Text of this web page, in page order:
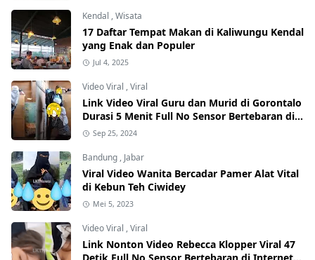
Kendal ,Wisata
17 Daftar Tempat Makan di Kaliwungu Kendal
yang Enak dan Populer
Jul 4, 2025
Video Viral ,Viral
Link Video Viral Guru dan Murid di Gorontalo
Durasi 5 Menit Full No Sensor Bertebaran di
Internet, Hati-Hati Phising!
Sep 25, 2024
Bandung , Jabar
Viral Video Wanita Bercadar Pamer Alat Vital
di Kebun Teh Ciwidey
Mei 5, 2023
Video Viral ,Viral
Link Nonton Video Rebecca Klopper Viral 47